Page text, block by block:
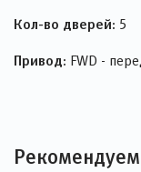
Кол-во дверей: 5
Привод: FWD -
Рекомендуем